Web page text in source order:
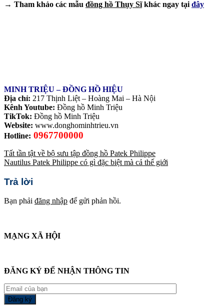
→ Tham khảo các mẫu đồng hồ Thụy Sĩkhác ngay tại đây
MINH TRIỆU – ĐỒNG HỒ HIỆU
Địa chỉ: 217 Thịnh Liệt – Hoàng Mai – Hà Nội
Kênh Youtube: Đồng hồ Minh Triệu
TikTok: Đồng hồ Minh Triệu
Website: www.donghominhtrieu.vn
Hotline: 0967700000
Tất tần tật về bộ sưu tập đồng hồ Patek Philippe
Nautilus Patek Philippe có gì đặc biệt mà cả thế giới
Trả lời
Bạn phải đăng nhập để gửi phản hồi.
MẠNG XÃ HỘI
ĐĂNG KÝ ĐỂ NHẬN THÔNG TIN